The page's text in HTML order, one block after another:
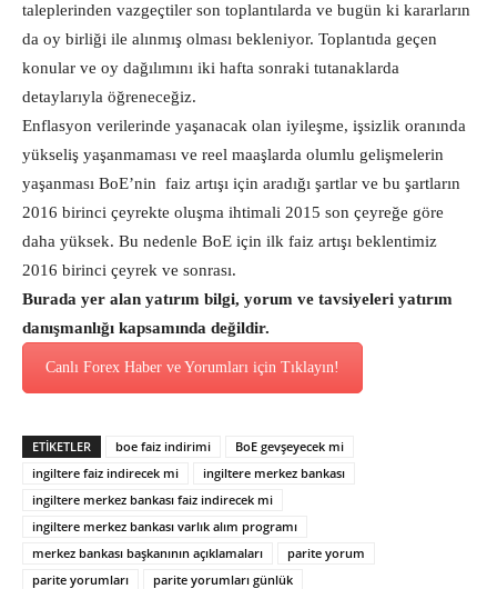
taleplerinden vazgeçtiler son toplantılarda ve bugün ki kararların
da oy birliği ile alınmış olması bekleniyor. Toplantıda geçen
konular ve oy dağılımını iki hafta sonraki tutanaklarda
detaylarıyla öğreneceğiz.
Enflasyon verilerinde yaşanacak olan iyileşme, işsizlik oranında
yükseliş yaşanmaması ve reel maaşlarda olumlu gelişmelerin
yaşanması BoE’nin faiz artışı için aradığı şartlar ve bu şartların
2016 birinci çeyrekte oluşma ihtimali 2015 son çeyreğe göre
daha yüksek. Bu nedenle BoE için ilk faiz artışı beklentimiz
2016 birinci çeyrek ve sonrası.
Burada yer alan yatırım bilgi, yorum ve tavsiyeleri yatırım
danışmanlığı kapsamında değildir.
Canlı Forex Haber ve Yorumları için Tıklayın!
ETİKETLER boe faiz indirimi
BoE gevşeyecek mi
ingiltere faiz indirecek mi
ingiltere merkez bankası
ingiltere merkez bankası faiz indirecek mi
ingiltere merkez bankası varlık alım programı
merkez bankası başkanının açıklamaları
parite yorum
parite yorumları
parite yorumları günlük